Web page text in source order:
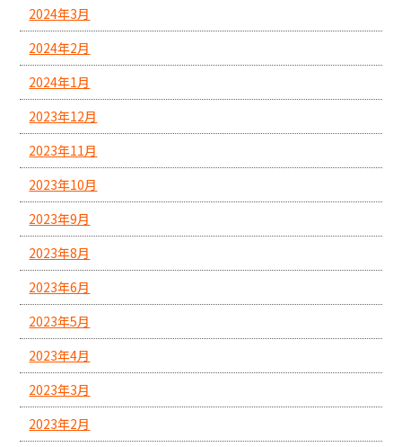
2024年3月
2024年2月
2024年1月
2023年12月
2023年11月
2023年10月
2023年9月
2023年8月
2023年6月
2023年5月
2023年4月
2023年3月
2023年2月